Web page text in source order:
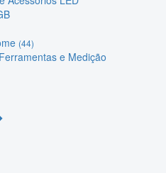
(44)
Ferramentas e Medição